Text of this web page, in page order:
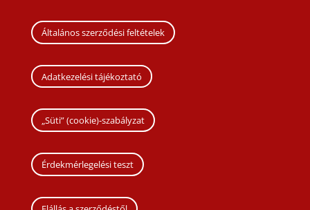
Általános szerződési feltételek
Adatkezelési tájékoztató
„Süti” (cookie)-szabályzat
Érdekmérlegelési teszt